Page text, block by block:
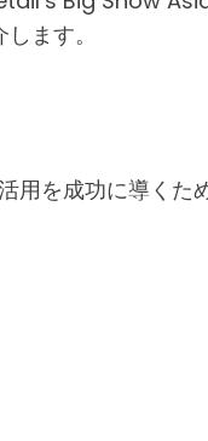
ます。
を成功に導くた